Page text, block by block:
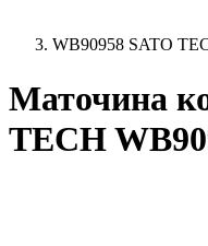
WB90958 SATO
Маточина
TECH